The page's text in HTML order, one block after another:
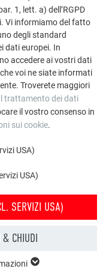
straordinari con le
per tetti,
1, lett. a) dell’RGPD
Vi informiamo del fatto
degli standard
dati europei. In
accedere ai vostri dati
voi ne siate informati
Troverete maggiori
trattamento dei dati
il vostro consenso in
sui cookie.
USA)
USA)
SERVIZI USA)
CHIUDI